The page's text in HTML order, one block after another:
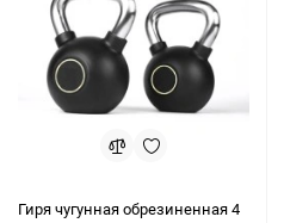
Гиря чугунная обрезиненная 4